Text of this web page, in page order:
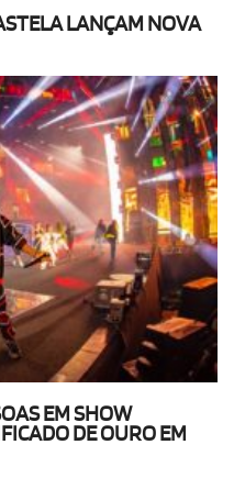
LANÇAM NOVA
EM SHOW
DE OURO EM